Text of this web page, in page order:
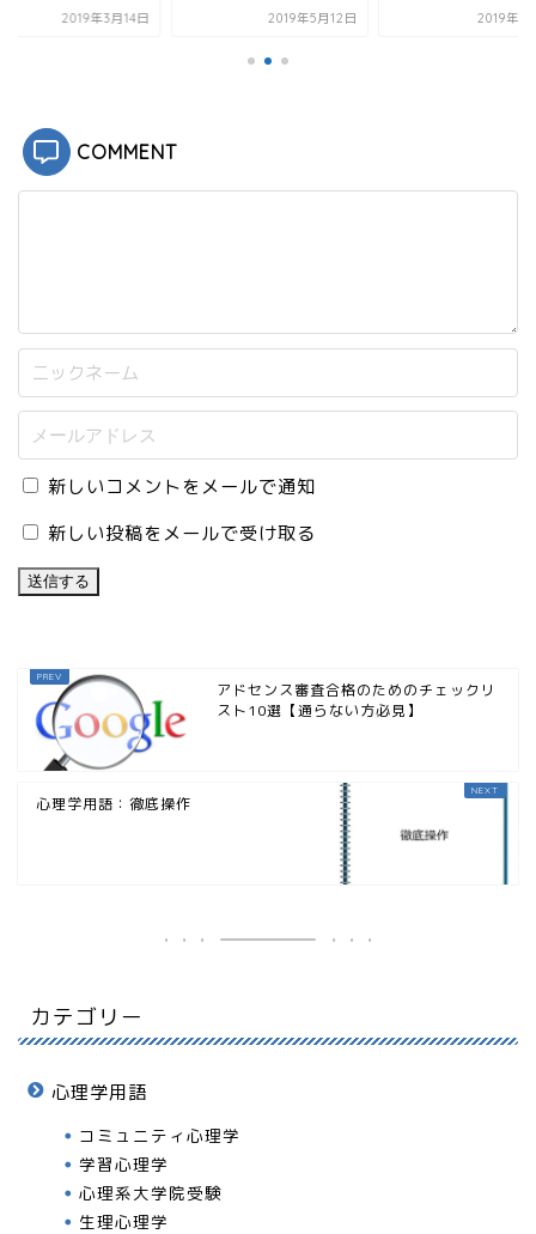
ン
ド
2019年3月14日 2019年5月12日 2019年4
COMMENT
新しいコメントをメールで通知
新しい投稿をメールで受け取る
アドセンス審査合格のためのチェックリ
スト10選【通らない方必見】
心理学用語：徹底操作
カテゴリー
心理学用語
コミュニティ心理学
学習心理学
心理系大学院受験
生理心理学